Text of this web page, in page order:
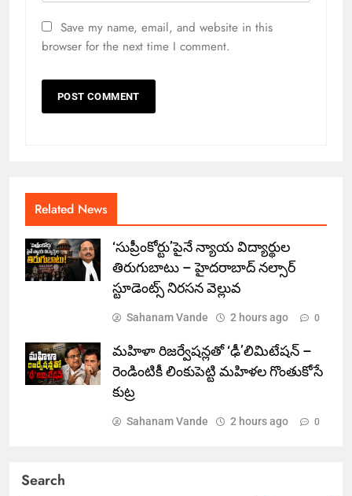
Save my name, email, and website in this
browser for the next time I comment.
Related News
‘సుప్రీంకోర్టు’పైనే న్యాయ విద్యార్థుల
తిరుగుబాటు – హైదరాబాద్ నల్సార్
స్టూడెంట్స్ నిరసన వెల్లువ
Sahanam Vande 2 hours ago 0
మహిళా రిజర్వేషన్లతో ‘ఢీ’లిమిటేషన్ –
రెండింటికీ లింకుపెట్టి మహిళల గొంతుకోసే
కుట్ర
Sahanam Vande 2 hours ago 0
Search